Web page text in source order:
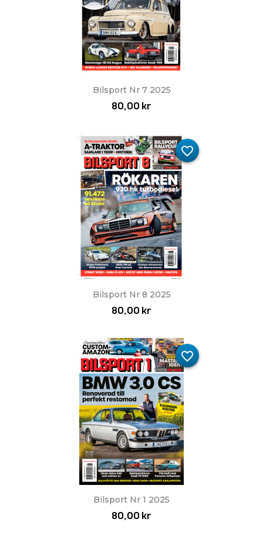
Bilsport Nr 7 2025
80,00 kr
Bilsport Nr 8 2025
80,00 kr
favorite_border
Bilsport Nr 1 2025
80,00 kr
favorite_border